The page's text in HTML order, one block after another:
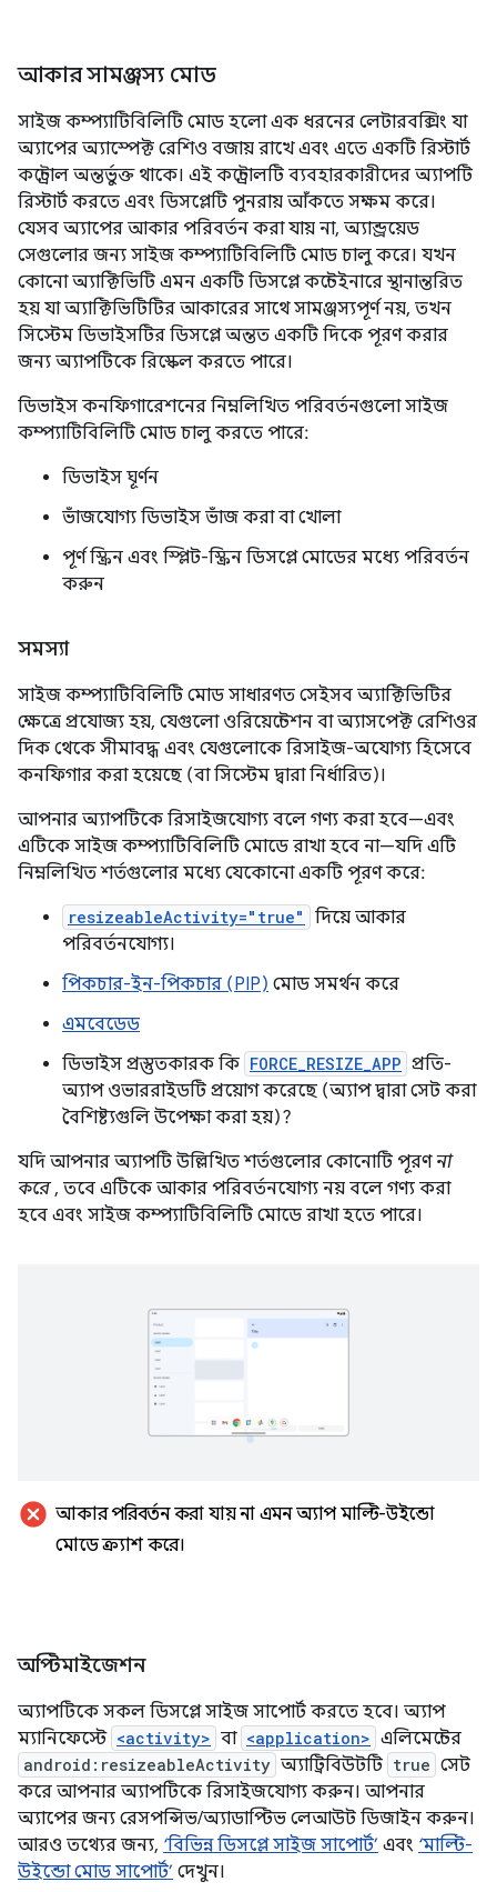
আকার সামঞ্জস্য মোড
সাইজ কম্প্যাটিবিলিটি মোড হলো এক ধরনের লেটারবক্সিং যা
অ্যাপের অ্যাস্পেক্ট রেশিও বজায় রাখে এবং এতে একটি রিস্টার্ট
কন্ট্রোল অন্তর্ভুক্ত থাকে। এই কন্ট্রোলটি ব্যবহারকারীদের অ্যাপটি
রিস্টার্ট করতে এবং ডিসপ্লেটি পুনরায় আঁকতে সক্ষম করে।
যেসব অ্যাপের আকার পরিবর্তন করা যায় না, অ্যান্ড্রয়েড
সেগুলোর জন্য সাইজ কম্প্যাটিবিলিটি মোড চালু করে। যখন
কোনো অ্যাক্টিভিটি এমন একটি ডিসপ্লে কন্টেইনারে স্থানান্তরিত
হয় যা অ্যাক্টিভিটিটির আকারের সাথে সামঞ্জস্যপূর্ণ নয়, তখন
সিস্টেম ডিভাইসটির ডিসপ্লে অন্তত একটি দিকে পূরণ করার
জন্য অ্যাপটিকে রিস্কেল করতে পারে।
ডিভাইস কনফিগারেশনের নিম্নলিখিত পরিবর্তনগুলো সাইজ
কম্প্যাটিবিলিটি মোড চালু করতে পারে:
ডিভাইস ঘূর্ণন
ভাঁজযোগ্য ডিভাইস ভাঁজ করা বা খোলা
পূর্ণ স্ক্রিন এবং স্প্লিট-স্ক্রিন ডিসপ্লে মোডের মধ্যে পরিবর্তন
করুন
সমস্যা
সাইজ কম্প্যাটিবিলিটি মোড সাধারণত সেইসব অ্যাক্টিভিটির
ক্ষেত্রে প্রযোজ্য হয়, যেগুলো ওরিয়েন্টেশন বা অ্যাসপেক্ট রেশিওর
দিক থেকে সীমাবদ্ধ এবং যেগুলোকে রিসাইজ-অযোগ্য হিসেবে
কনফিগার করা হয়েছে (বা সিস্টেম দ্বারা নির্ধারিত)।
আপনার অ্যাপটিকে রিসাইজযোগ্য বলে গণ্য করা হবে—এবং
এটিকে সাইজ কম্প্যাটিবিলিটি মোডে রাখা হবে না—যদি এটি
নিম্নলিখিত শর্তগুলোর মধ্যে যেকোনো একটি পূরণ করে:
resizeableActivity="true"
দিয়ে আকার
পরিবর্তনযোগ্য।
পিকচার-ইন-পিকচার (PIP) মোড সমর্থন করে
এমবেডেড
ডিভাইস প্রস্তুতকারক কি FORCE_RESIZE_APP প্রতি-
অ্যাপ ওভাররাইডটি প্রয়োগ করেছে (অ্যাপ দ্বারা সেট করা
বৈশিষ্ট্যগুলি উপেক্ষা করা হয়)?
যদি আপনার অ্যাপটি উল্লিখিত শর্তগুলোর কোনোটি পূরণনা
করে, তবে এটিকে আকার পরিবর্তনযোগ্য নয় বলে গণ্য করা
হবে এবং সাইজ কম্প্যাটিবিলিটি মোডে রাখা হতে পারে।
cancel আকার পরিবর্তন করা যায় না এমন অ্যাপ মাল্টি-উইন্ডো
মোডে ক্র্যাশ করে।
অপ্টিমাইজেশন
অ্যাপটিকে সকল ডিসপ্লে সাইজ সাপোর্ট করতে হবে। অ্যাপ
ম্যানিফেস্টে <activity> বা <application> এলিমেন্টের
android:resizeableActivity অ্যাট্রিবিউটটি true সেট
করে আপনার অ্যাপটিকে রিসাইজযোগ্য করুন। আপনার
অ্যাপের জন্য রেসপন্সিভ/অ্যাডাপ্টিভ লেআউট ডিজাইন করুন।
আরও তথ্যের জন্য, ‘বিভিন্ন ডিসপ্লে সাইজ সাপোর্ট’ এবং ‘মাল্টি-
উইন্ডো মোড সাপোর্ট’ দেখুন।